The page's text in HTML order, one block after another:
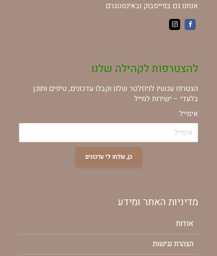
אנחנו גם בפייסבוק ובאינסטגרם
להצטרפות לקהילה שלנו
הצטרפו עכשיו לניוזלטר שלנו וקבלו עדכונים, טיפים ותוכן
בלעדי – ישירות למייל
אימייל
כן, שלחו לי עדכונים
מדיניות האתר ומידע
אודות
הצהרת נגישות